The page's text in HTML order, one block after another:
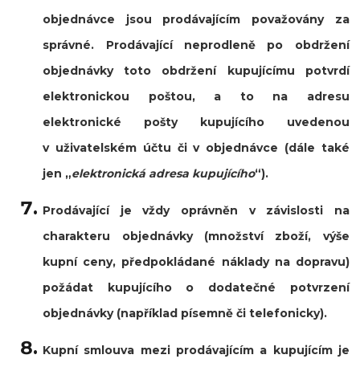
objednávce jsou prodávajícím považovány za
správné. Prodávající neprodleně po obdržení
objednávky toto obdržení kupujícímu potvrdí
elektronickou poštou, a to na adresu
elektronické pošty kupujícího uvedenou
v uživatelském účtu či v objednávce (dále také
jen „elektronická adresa kupujícího“).
Prodávající je vždy oprávněn v závislosti na
charakteru objednávky (množství zboží, výše
kupní ceny, předpokládané náklady na dopravu)
požádat kupujícího o dodatečné potvrzení
objednávky (například písemně či telefonicky).
Kupní smlouva mezi prodávajícím a kupujícím je